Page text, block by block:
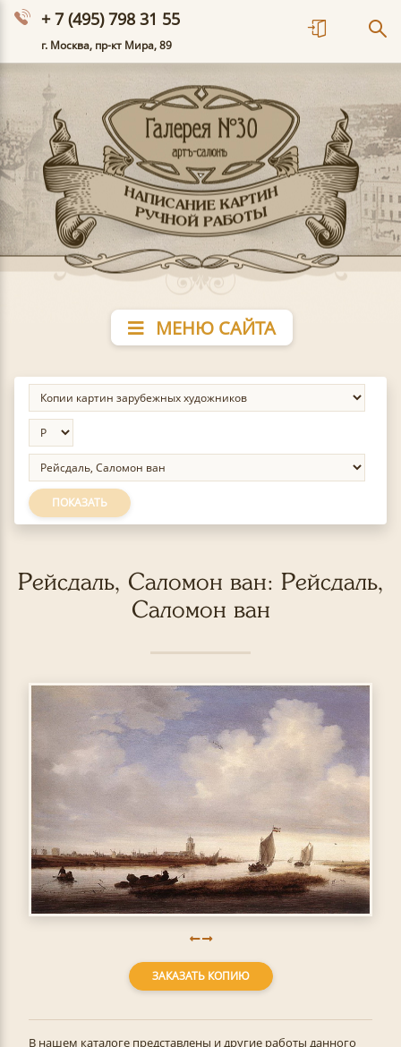
+ 7 (495) 798 31 55
г. Москва, пр-кт Мира, 89
МЕНЮ САЙТА
ПОКАЗАТЬ
Рейсдаль, Саломон ван: Рейсдаль,
Саломон ван
ЗАКАЗАТЬ КОПИЮ
В нашем каталоге представлены и другие работы данного